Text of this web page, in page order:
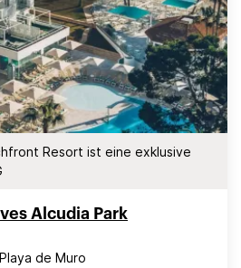
Resort ist eine exklusive
Alcudia Park
de Muro